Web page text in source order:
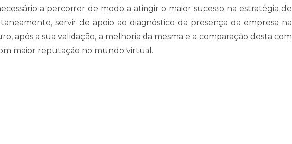
a percorrer de modo a atingir o maior sucesso na estratégia de
servir de apoio ao diagnóstico da presença da empresa na
após a sua validação, a melhoria da mesma e a comparação desta com
maior reputação no mundo virtual.